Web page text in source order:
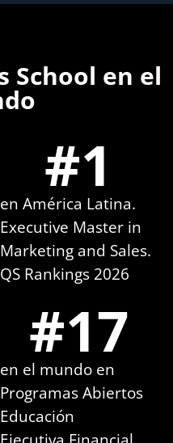
School en el
en América Latina.
Executive Master in
Marketing and Sales.
QS Rankings 2026
#1
en el mundo en
Programas Abiertos
Educación
#17